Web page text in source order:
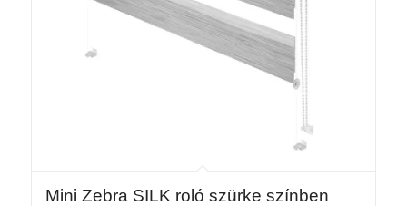
Mini Zebra SILK roló szürke színben